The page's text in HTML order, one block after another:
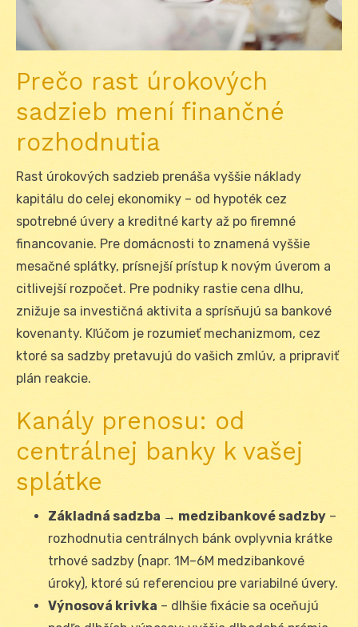
Prečo rast úrokových
sadzieb mení finančné
rozhodnutia
Rast úrokových sadzieb prenáša vyššie náklady
kapitálu do celej ekonomiky – od hypoték cez
spotrebné úvery a kreditné karty až po firemné
financovanie. Pre domácnosti to znamená vyššie
mesačné splátky, prísnejší prístup k novým úverom a
citlivejší rozpočet. Pre podniky rastie cena dlhu,
znižuje sa investičná aktivita a sprísňujú sa bankové
kovenanty. Kľúčom je rozumieť mechanizmom, cez
ktoré sa sadzby pretavujú do vašich zmlúv, a pripraviť
plán reakcie.
Kanály prenosu: od
centrálnej banky k vašej
splátke
Základná sadzba → medzibankové sadzby –
rozhodnutia centrálnych bánk ovplyvnia krátke
trhové sadzby (napr. 1M–6M medzibankové
úroky), ktoré sú referenciou pre variabilné úvery.
Výnosová krivka – dlhšie fixácie sa oceňujú